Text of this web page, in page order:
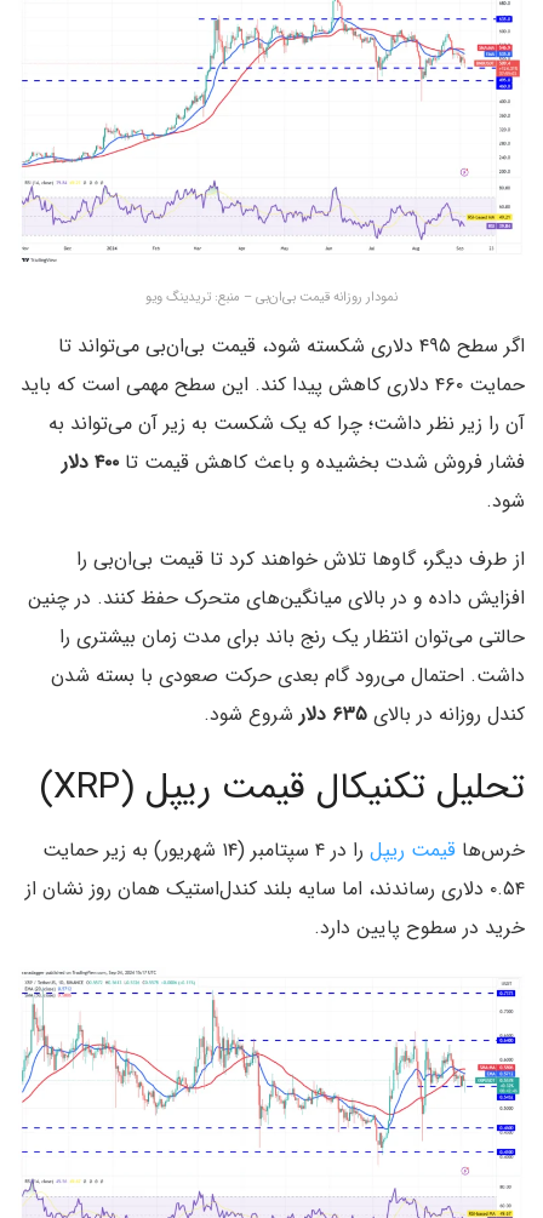
نمودار روزانه قیمت بی‌ان‌بی – منبع: تریدینگ ویو
اگر سطح ۴۹۵ دلاری شکسته شود، قیمت بی‌ان‌بی می‌تواند تا
حمایت ۴۶۰ دلاری کاهش پیدا کند. این سطح مهمی است که باید
آن را زیر نظر داشت؛ چرا که یک شکست به زیر آن می‌تواند به
فشار فروش شدت بخشیده و باعث کاهش قیمت تا ۴۰۰ دلار
شود.
از طرف دیگر، گاوها تلاش خواهند کرد تا قیمت بی‌ان‌بی را
افزایش داده و در بالای میانگین‌های متحرک حفظ کنند. در چنین
حالتی می‌توان انتظار یک رنج باند برای مدت زمان بیشتری را
داشت. احتمال می‌رود گام بعدی حرکت صعودی با بسته شدن
کندل روزانه در بالای ۶۳۵ دلار شروع شود.
تحلیل تکنیکال قیمت ریپل (XRP)
خرس‌ها قیمت ریپل
را در ۴ سپتامبر (۱۴ شهریور) به زیر حمایت
۰.۵۴ دلاری رساندند، اما سایه بلند کندل‌استیک همان روز نشان از
خرید در سطوح پایین دارد.